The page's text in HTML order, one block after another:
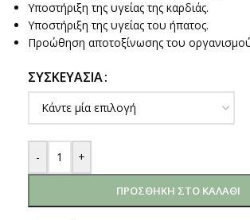
Υποστήριξη της υγείας της καρδιάς.
Υποστήριξη της υγείας του ήπατος.
Προώθηση αποτοξίνωσης του
ΣΥΣΚΕΥΑΣΊΑ
- +
ΠΡΟΣΘΉΚΗ ΣΤΟ ΚΑΛΆΘΙ